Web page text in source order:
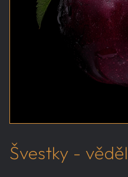
Švestky -